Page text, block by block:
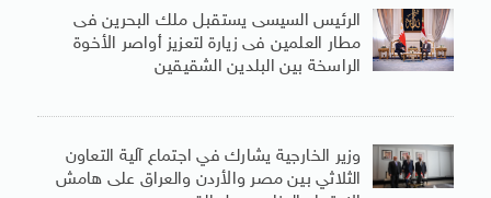
الرئيس السيسى يستقبل ملك البحرين فى
مطار العلمين فى زيارة لتعزيز أواصر الأخوة
الراسخة بين البلدين الشقيقين
وزير الخارجية يشارك في اجتماع آلية التعاون
الثلاثي بين مصر والأردن والعراق على هامش